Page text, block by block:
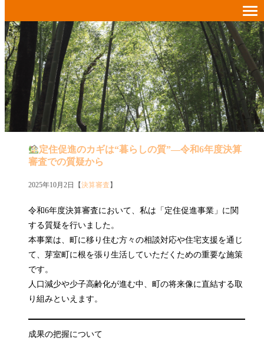
定住促進のカギは“暮らしの質”―令和6年度決算
審査での質疑から
2025年10月2日【決算審査 】
令和6年度決算審査において、私は「定住促進事業」に関
する質疑を行いました。
本事業は、町に移り住む方々の相談対応や住宅支援を通じ
て、芽室町に根を張り生活していただくための重要な施策
です。
人口減少や少子高齢化が進む中、町の将来像に直結する取
り組みといえます。
成果の把握について